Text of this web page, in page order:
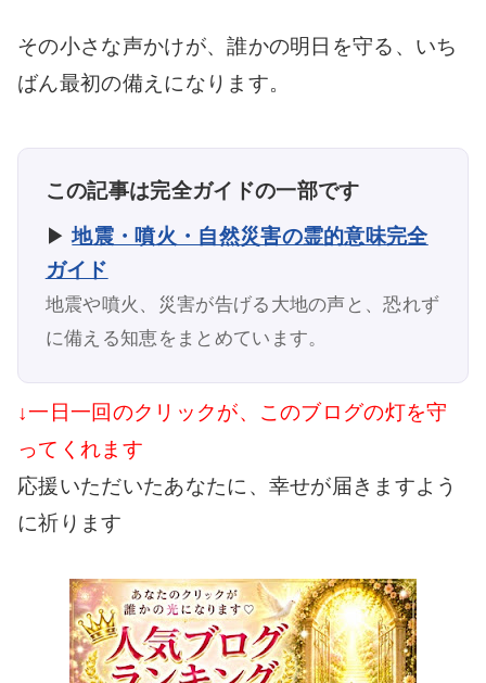
その小さな声かけが、誰かの明日を守る、いち
ばん最初の備えになります。
この記事は完全ガイドの一部です
▶地震・噴火・自然災害の霊的意味完全
ガイド
地震や噴火、災害が告げる大地の声と、恐れず
に備える知恵をまとめています。
↓一日一回のクリックが、このブログの灯を守
ってくれます
応援いただいたあなたに、幸せが届きますよう
に祈ります